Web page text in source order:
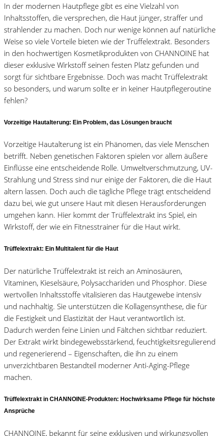
In der modernen Hautpflege gibt es eine Vielzahl von
Inhaltsstoffen, die versprechen, die Haut jünger, straffer und
strahlender zu machen. Doch nur wenige können auf natürliche
Weise so viele Vorteile bieten wie der Trüffelextrakt. Besonders
in den hochwertigen Kosmetikprodukten von CHANNOINE hat
dieser exklusive Wirkstoff seinen festen Platz gefunden und
sorgt für sichtbare Ergebnisse. Doch was macht Trüffelextrakt
so besonders, und warum sollte er in keiner Hautpflegeroutine
fehlen?
Vorzeitige Hautalterung: Ein Problem, das Lösungen braucht
Vorzeitige Hautalterung ist ein Phänomen, das viele Menschen
betrifft. Neben genetischen Faktoren spielen vor allem äußere
Einflüsse eine entscheidende Rolle. Umweltverschmutzung, UV-
Strahlung und Stress sind nur einige der Faktoren, die die Haut
altern lassen. Doch auch die tägliche Pflege trägt entscheidend
dazu bei, wie gut unsere Haut mit diesen Herausforderungen
umgehen kann. Hier kommt der Trüffelextrakt ins Spiel, ein
Wirkstoff, der wie ein Fitnesstrainer für die Haut wirkt.
Trüffelextrakt: Ein Multitalent für die Haut
Der natürliche Trüffelextrakt ist reich an Aminosäuren,
Vitaminen, Kieselsäure, Polysacchariden und Phosphor. Diese
wertvollen Inhaltsstoffe vitalisieren das Hautgewebe intensiv
und nachhaltig. Sie unterstützen die Kollagensynthese, die für
die Festigkeit und Elastizität der Haut verantwortlich ist.
Dadurch werden feine Linien und Fältchen sichtbar reduziert.
Der Extrakt wirkt bindegewebsstärkend, feuchtigkeitsregulierend
und regenerierend – Eigenschaften, die ihn zu einem
unverzichtbaren Bestandteil moderner Anti-Aging-Pflege
machen.
Trüffelextrakt in CHANNOINE-Produkten: Hochwirksame Pflege für höchste
Ansprüche
CHANNOINE, bekannt für seine exklusiven und wirkungsvollen